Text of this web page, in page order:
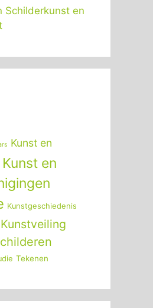
Schilderkunst en
Kunst en
Kunst en
Kunstgeschiedenis
Kunstveiling
Tekenen